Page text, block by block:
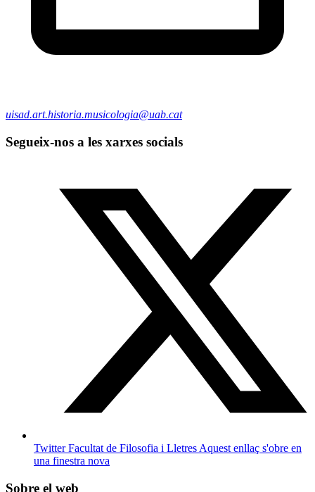
uisad.art.historia.musicologia@uab.cat
Segueix-nos a les xarxes socials
Twitter Facultat de Filosofia i Lletres Aquest enllaç s'obre en
una finestra nova
Sobre el web